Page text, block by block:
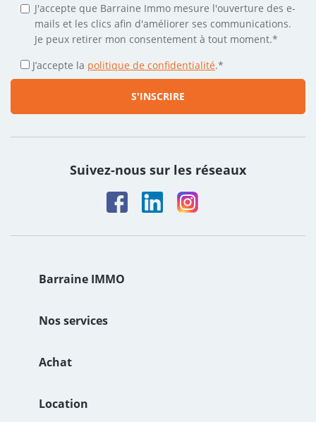
Barraine IMMO
Le groupe
Nos services
Estimation de bien immobilier
Achat
Achat maison Brest
Location
J'accepte que Barraine Immo mesure l'ouverture des e-
mails et les clics afin d'améliorer ses communications.
Je peux retirer mon consentement à tout moment.*
J’accepte la politique de confidentialité.*
Suivez-nous sur les réseaux